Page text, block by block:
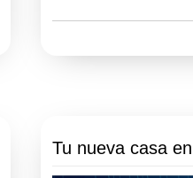
Tu nueva casa